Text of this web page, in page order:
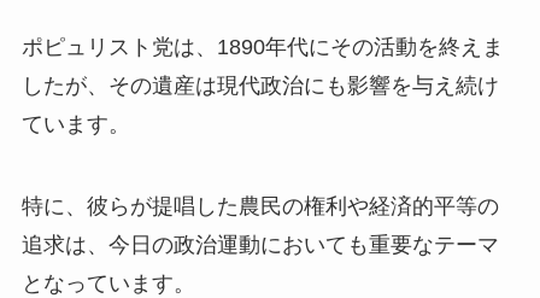
ポピュリスト党は、1890年代にその活動を終えま
したが、その遺産は現代政治にも影響を与え続け
ています。
特に、彼らが提唱した農民の権利や経済的平等の
追求は、今日の政治運動においても重要なテーマ
となっています。